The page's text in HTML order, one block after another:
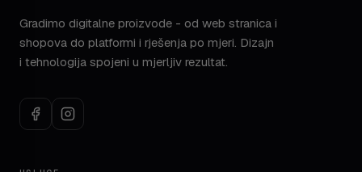
Gradimo digitalne proizvode - od web stranica i
shopova do platformi i rješenja po mjeri. Dizajn
i tehnologija spojeni u mjerljiv rezultat.